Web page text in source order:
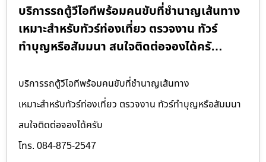
บริการรถตู้วีไอทีพร้อมคนขับที่ชำนาญเส้นทาง
เหมาะสำหรับทัวร์ท่องเที่ยว ตรวจงาน ทัวร์
ทำบุญหรือสัมมนา สนใจติดต่อจองได้ครั…
บริการรถตู้วีไอทีพร้อมคนขับที่ชำนาญเส้นทาง
เหมาะสำหรับทัวร์ท่องเที่ยว ตรวจงาน ทัวร์ทำบุญหรือสัมมนา
สนใจติดต่อจองได้ครับ
โทร. 084-875-2547